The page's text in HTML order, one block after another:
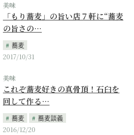
美味
「もり蕎麦」の旨い店７軒に“蕎麦
の旨さの…
蕎麦
2017/10/31
美味
これぞ蕎麦好きの真骨頂！石臼を
回して作る…
蕎麦
蕎麦談義
2016/12/20